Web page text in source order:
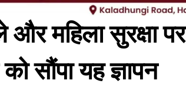
और महिला सुरक्षा
सौंपा यह ज्ञापन